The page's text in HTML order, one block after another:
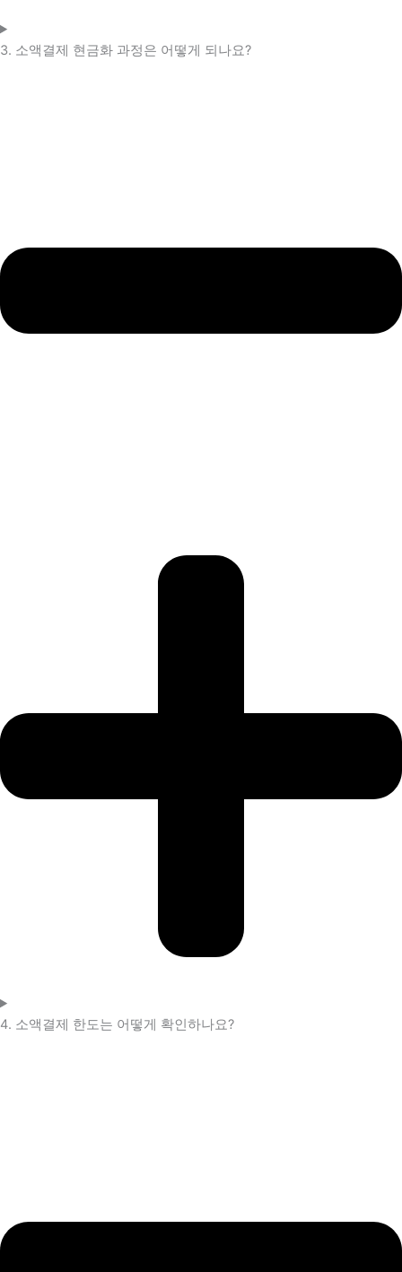
3. 소액결제 현금화 과정은 어떻게 되나요?
4. 소액결제 한도는 어떻게 확인하나요?